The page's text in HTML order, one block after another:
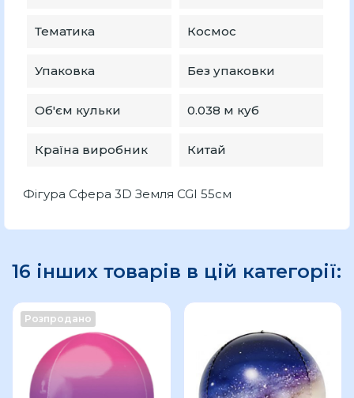
Тематика Космос
Упаковка Без упаковки
Об'єм кульки 0.038 м куб
Країна виробник Китай
Фігура Сфера 3D Земля CGI 55см
16 інших товарів в цій категорії:
Розпродано